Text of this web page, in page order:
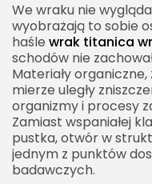
We wraku nie
wyobrażają to sobie
haśle wrak titanica
schodów nie
Materiały organiczne,
mierze uległy
organizmy i procesy
Zamiast wspaniałej
pustka, otwór w
jednym z punktów
badawczych.